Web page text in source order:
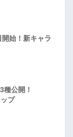
始！新キャラ
公開！
プ